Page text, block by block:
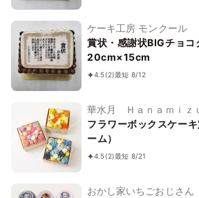
ケーキ工房 モンクール
賞状・感謝状BIGチョコ
20cm×15cm
4.5(2)最短 8/12
華水月 Ｈａｎａｍｉｚ
フラワーボックスケー
ーム）
4.5(2)最短 8/21
おかし家いちごおじさん